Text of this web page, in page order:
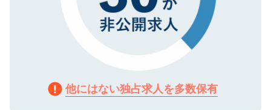
他にはない独占求人を多数保有